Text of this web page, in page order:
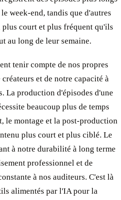
week-end, tandis que d'autres
court et plus fréquent qu'ils
au long de leur semaine.
tenir compte de nos propres
et de notre capacité à
La production d'épisodes d'une
beaucoup plus de temps
le montage et la post-production
plus court et plus ciblé. Le
à notre durabilité à long terme
professionnel et de
à nos auditeurs. C'est là
alimentés par l'IA pour la